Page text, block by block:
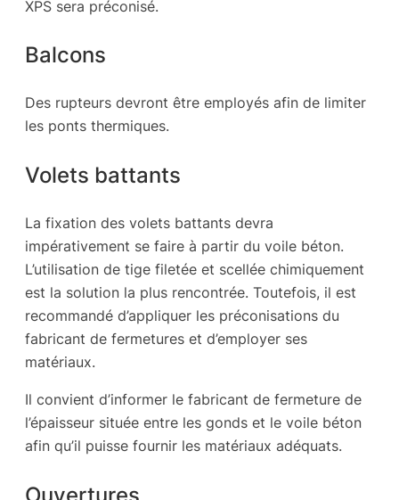
XPS sera préconisé.
Balcons
Des rupteurs devront être employés afin de limiter
les ponts thermiques.
Volets battants
La fixation des volets battants devra
impérativement se faire à partir du voile béton.
L’utilisation de tige filetée et scellée chimiquement
est la solution la plus rencontrée. Toutefois, il est
recommandé d’appliquer les préconisations du
fabricant de fermetures et d’employer ses
matériaux.
Il convient d’informer le fabricant de fermeture de
l’épaisseur située entre les gonds et le voile béton
afin qu’il puisse fournir les matériaux adéquats.
Ouvertures